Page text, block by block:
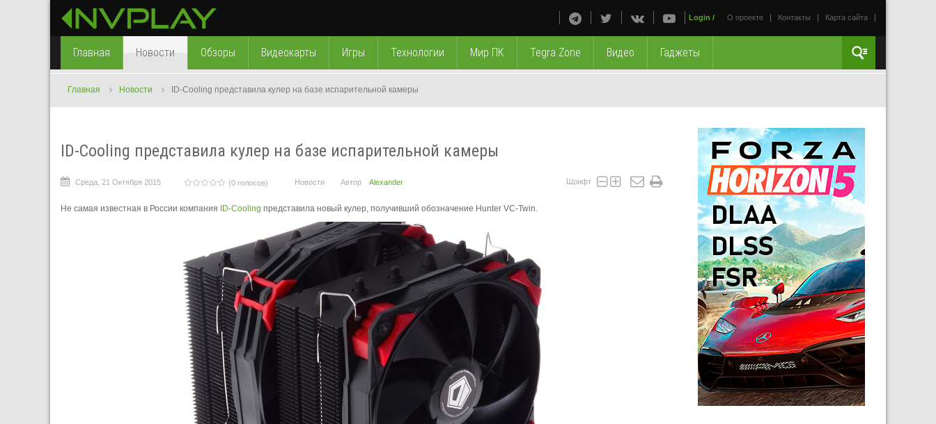
О проекте Контакты Карта сайта
Login /
Главная Новости Обзоры Видеокарты Игры Технологии Мир ПК Tegra Zone Видео Гаджеты
Главная Новости ID-Cooling представила кулер на базе испарительной камеры
ID-Cooling представила кулер на базе испарительной камеры
Среда, 21 Октября 2015 (0 голосов) Новости Автор Alexander Шрифт
Не самая известная в России компания ID-Cooling представила новый кулер, получивший обозначение Hunter VC-Twin.